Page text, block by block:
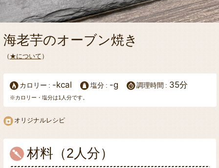
海老芋のオーブン焼き
（ ★について ）
カロリー -kcal 塩分 -g 調理時間 35分
※カロリー・塩分は1人分です。
オリジナルレシピ
材料（2人分）